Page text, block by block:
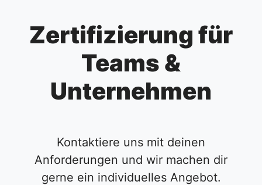
Zertifizierung für
Teams &
Unternehmen
Kontaktiere uns mit deinen
Anforderungen und wir machen dir
gerne ein individuelles Angebot.